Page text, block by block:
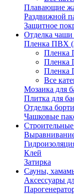
Плавающие
Раздвижной
Защитное
Отделка чаши
Пленка ПВХ
Пленка
Пленка
Пленка
Все
Мозаика для
Плитка для
Отделка
Чашковые
Клей
Затирка
Сауны,
Аксессуары